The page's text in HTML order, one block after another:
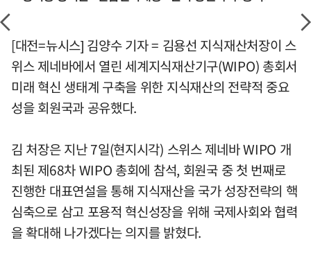
[대전=뉴시스] 김양수 기자 = 김용선 지식재산처장이 스
위스 제네바에서 열린 세계지식재산기구(WIPO) 총회서
미래 혁신 생태계 구축을 위한 지식재산의 전략적 중요
성을 회원국과 공유했다.
김 처장은 지난 7일(현지시각) 스위스 제네바 WIPO 개
최된 제68차 WIPO 총회에 참석, 회원국 중 첫 번째로
진행한 대표연설을 통해 지식재산을 국가 성장전략의 핵
심축으로 삼고 포용적 혁신성장을 위해 국제사회와 협력
을 확대해 나가겠다는 의지를 밝혔다.